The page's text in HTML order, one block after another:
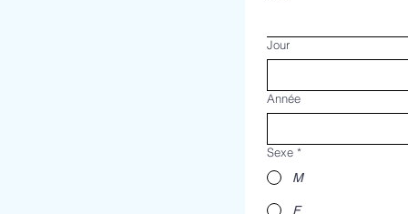
Jour
Année
Sexe *
M
F